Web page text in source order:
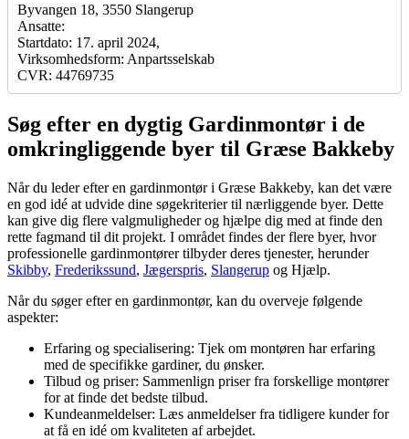
Byvangen 18, 3550 Slangerup
Ansatte:
Startdato: 17. april 2024,
Virksomhedsform: Anpartsselskab
CVR: 44769735
Søg efter en dygtig Gardinmontør i de
omkringliggende byer til Græse Bakkeby
Når du leder efter en gardinmontør i Græse Bakkeby, kan det være
en god idé at udvide dine søgekriterier til nærliggende byer. Dette
kan give dig flere valgmuligheder og hjælpe dig med at finde den
rette fagmand til dit projekt. I området findes der flere byer, hvor
professionelle gardinmontører tilbyder deres tjenester, herunder
Skibby, Frederikssund, Jægerspris, Slangerup og Hjælp.
Når du søger efter en gardinmontør, kan du overveje følgende
aspekter:
Erfaring og specialisering: Tjek om montøren har erfaring
med de specifikke gardiner, du ønsker.
Tilbud og priser: Sammenlign priser fra forskellige montører
for at finde det bedste tilbud.
Kundeanmeldelser: Læs anmeldelser fra tidligere kunder for
at få en idé om kvaliteten af arbejdet.